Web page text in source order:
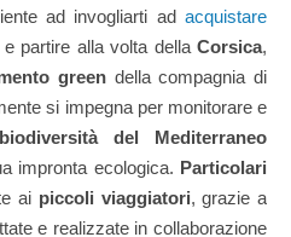
ad invogliarti ad acquistare
e partire alla volta della Corsica,
green della compagnia di
si impegna per monitorare e
del Mediterraneo
impronta ecologica. Particolari
ai piccoli viaggiatori, grazie a
e realizzate in collaborazione